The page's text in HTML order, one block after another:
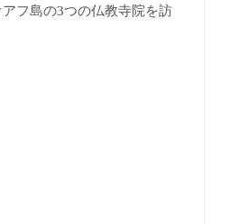
フ島の3つの仏教寺院を訪